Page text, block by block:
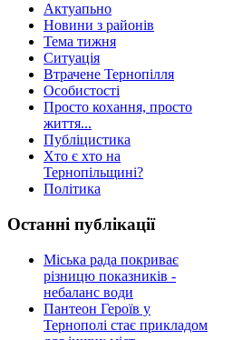
Актуапьно
Новини з районів
Тема тижня
Ситуація
Втрачене Тернопілля
Особистості
Просто кохання, просто
життя...
Публіцистика
Хто є хто на
Тернопільщині?
Політика
Останні публікації
Міська рада покриває
різницю показників -
небаланс води
Пантеон Героїв у
Тернополі стає прикладом